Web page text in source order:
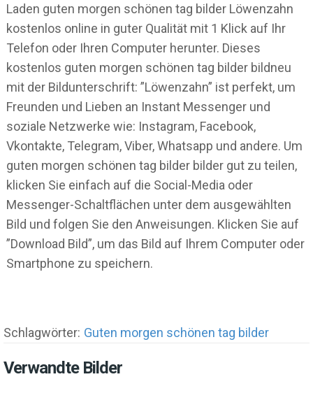
Laden guten morgen schönen tag bilder Löwenzahn
kostenlos online in guter Qualität mit 1 Klick auf Ihr
Telefon oder Ihren Computer herunter. Dieses
kostenlos guten morgen schönen tag bilder bildneu
mit der Bildunterschrift: ”Löwenzahn” ist perfekt, um
Freunden und Lieben an Instant Messenger und
soziale Netzwerke wie: Instagram, Facebook,
Vkontakte, Telegram, Viber, Whatsapp und andere. Um
guten morgen schönen tag bilder bilder gut zu teilen,
klicken Sie einfach auf die Social-Media oder
Messenger-Schaltflächen unter dem ausgewählten
Bild und folgen Sie den Anweisungen. Klicken Sie auf
”Download Bild”, um das Bild auf Ihrem Computer oder
Smartphone zu speichern.
Schlagwörter: Guten morgen schönen tag bilder
Verwandte Bilder